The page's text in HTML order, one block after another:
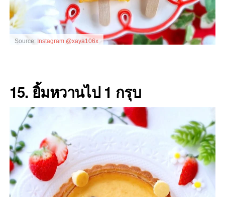
Source: Instagram @xaya106x
15. ยิ้มหวานไป 1 กรุบ